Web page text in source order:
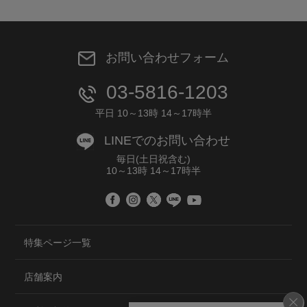
お問い合わせフォーム
03-5816-1203
平日 10～13時 14～17時半
LINEでのお問い合わせ
毎日(土日祝含む)
10～13時 14～17時半
特集ページ一覧
店舗案内